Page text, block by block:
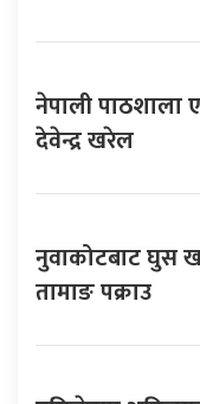
नेपाली पाठशाला
देवेन्द्र खरेल
नुवाकोटबाट घुस
तामाङ पक्राउ